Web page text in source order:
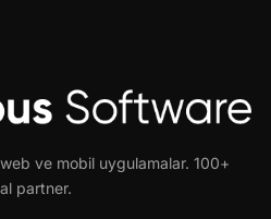
ve mobil uygulamalar. 100+
partner.